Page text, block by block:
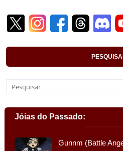
Jóias do Passado:
Gunnm (Battle